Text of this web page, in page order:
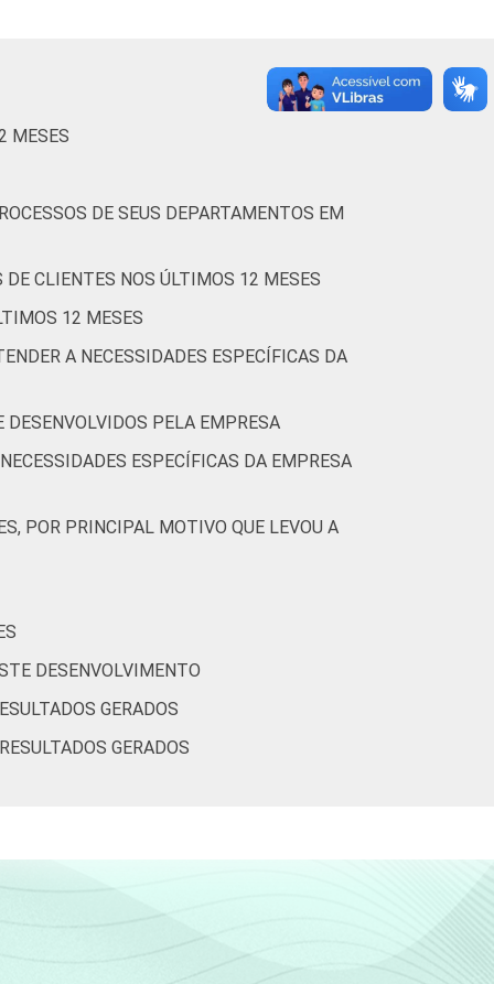
0
tabelas-de-resultados-da-pesquisa-tic-
MESES
DE SEUS DEPARTAMENTOS EM
CLIENTES NOS ÚLTIMOS 12 MESES
12 MESES
A NECESSIDADES ESPECÍFICAS DA
PELA EMPRESA
ESPECÍFICAS DA EMPRESA
POR PRINCIPAL MOTIVO QUE LEVOU A
DESENVOLVIMENTO
GERADOS
GERADOS